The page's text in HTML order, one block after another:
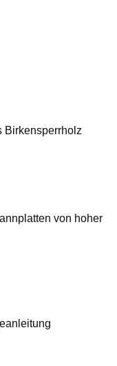
Birkensperrholz
von hoher